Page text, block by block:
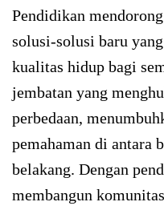
Pendidikan
solusi-solusi baru
kualitas hidup bagi
jembatan yang
perbedaan,
pemahaman di antara
belakang. Dengan
membangun